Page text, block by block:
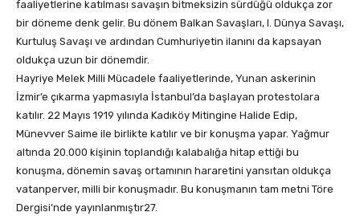
faaliyetlerine katılması savaşın bitmeksizin sürdüğü oldukça zor
bir döneme denk gelir. Bu dönem Balkan Savaşları, I. Dünya Savaşı,
Kurtuluş Savaşı ve ardından Cumhuriyetin ilanını da kapsayan
oldukça uzun bir dönemdir.
Hayriye Melek Milli Mücadele faaliyetlerinde, Yunan askerinin
İzmir’e çıkarma yapmasıyla İstanbul’da başlayan protestolara
katılır. 22 Mayıs 1919 yılında Kadıköy Mitingine Halide Edip,
Münevver Saime ile birlikte katılır ve bir konuşma yapar. Yağmur
altında 20.000 kişinin toplandığı kalabalığa hitap ettiği bu
konuşma, dönemin savaş ortamının hararetini yansıtan oldukça
vatanperver, milli bir konuşmadır. Bu konuşmanın tam metni Töre
Dergisi’nde yayınlanmıştır27.